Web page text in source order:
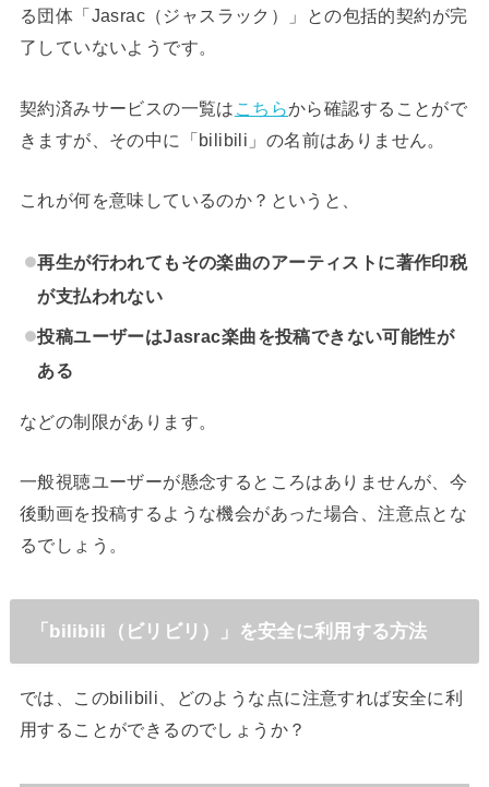
る団体「Jasrac（ジャスラック）」との包括的契約が完
了していないようです。
契約済みサービスの一覧は こちらから確認することがで
きますが、その中に「bilibili」の名前はありません。
これが何を意味しているのか？というと、
再生が行われてもその楽曲のアーティストに著作印税
が支払われない
投稿ユーザーはJasrac楽曲を投稿できない可能性が
ある
などの制限があります。
一般視聴ユーザーが懸念するところはありませんが、今
後動画を投稿するような機会があった場合、注意点とな
るでしょう。
「bilibili（ビリビリ）」を安全に利用する方法
では、このbilibili、どのような点に注意すれば安全に利
用することができるのでしょうか？